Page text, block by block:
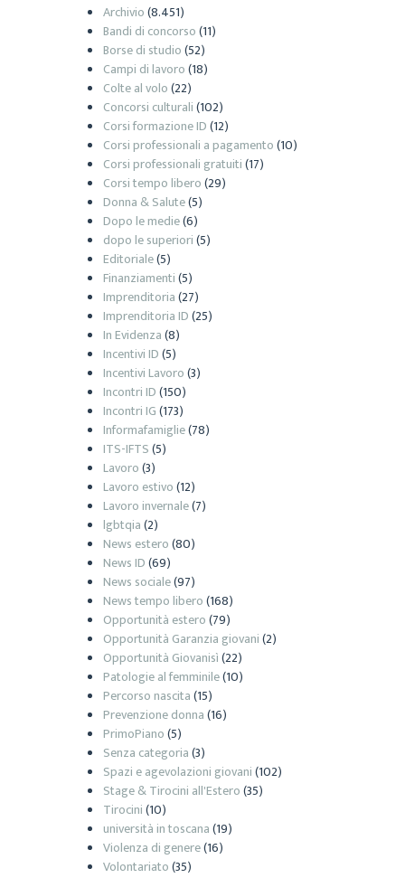
Archivio(8.451)
Bandi di concorso(11)
Borse di studio(52)
Campi di lavoro(18)
Colte al volo(22)
Concorsi culturali(102)
Corsi formazione ID(12)
Corsi professionali a pagamento(10)
Corsi professionali gratuiti(17)
Corsi tempo libero(29)
Donna & Salute(5)
Dopo le medie(6)
dopo le superiori(5)
Editoriale(5)
Finanziamenti(5)
Imprenditoria(27)
Imprenditoria ID(25)
In Evidenza(8)
Incentivi ID(5)
Incentivi Lavoro(3)
Incontri ID(150)
Incontri IG(173)
Informafamiglie(78)
ITS-IFTS(5)
Lavoro(3)
Lavoro estivo(12)
Lavoro invernale(7)
lgbtqia(2)
News estero(80)
News ID(69)
News sociale(97)
News tempo libero(168)
Opportunità estero(79)
Opportunità Garanzia giovani(2)
Opportunità Giovanisì(22)
Patologie al femminile(10)
Percorso nascita(15)
Prevenzione donna(16)
PrimoPiano(5)
Senza categoria(3)
Spazi e agevolazioni giovani(102)
Stage & Tirocini all'Estero(35)
Tirocini(10)
università in toscana(19)
Violenza di genere(16)
Volontariato(35)